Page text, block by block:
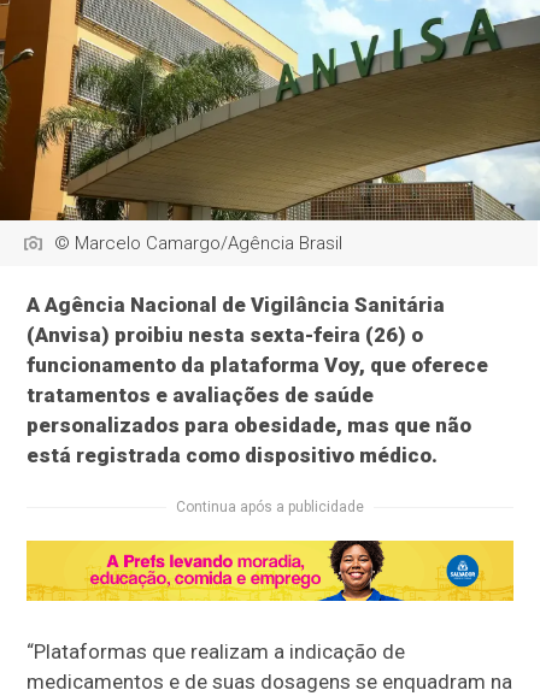
© Marcelo Camargo/Agência Brasil
A Agência Nacional de Vigilância Sanitária
(Anvisa) proibiu nesta sexta-feira (26) o
funcionamento da plataforma Voy, que oferece
tratamentos e avaliações de saúde
personalizados para obesidade, mas que não
está registrada como dispositivo médico.
Continua após a publicidade
“Plataformas que realizam a indicação de
medicamentos e de suas dosagens se enquadram na